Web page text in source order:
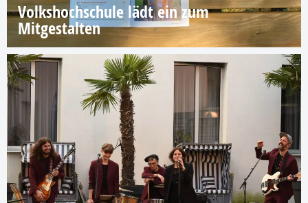
Volkshochschule lädt ein zum
Mitgestalten